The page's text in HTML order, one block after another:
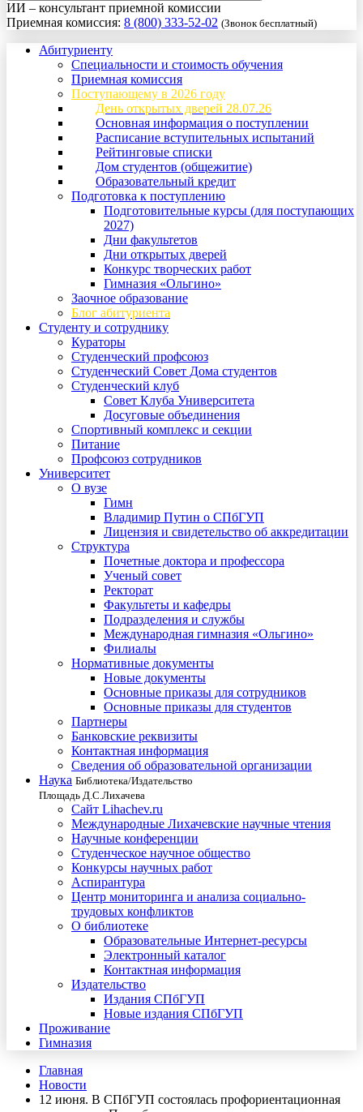
ИИ – консультант приемной комиссии
Приемная комиссия: 8 (800) 333-52-02 (Звонок бесплатный)
Абитуриенту
Специальности и стоимость обучения
Приемная комиссия
Поступающему в 2026 году
День открытых дверей 28.07.26
Основная информация о поступлении
Расписание вступительных испытаний
Рейтинговые списки
Дом студентов (общежитие)
Образовательный кредит
Подготовка к поступлению
Подготовительные курсы (для поступающих
2027)
Дни факультетов
Дни открытых дверей
Конкурс творческих работ
Гимназия «Ольгино»
Заочное образование
Блог абитуриента
Студенту и сотруднику
Кураторы
Студенческий профсоюз
Студенческий Совет Дома студентов
Студенческий клуб
Совет Клуба Университета
Досуговые объединения
Спортивный комплекс и секции
Питание
Профсоюз сотрудников
Университет
О вузе
Гимн
Владимир Путин о СПбГУП
Лицензия и свидетельство об аккредитации
Структура
Почетные доктора и профессора
Ученый совет
Ректорат
Факультеты и кафедры
Подразделения и службы
Международная гимназия «Ольгино»
Филиалы
Нормативные документы
Новые документы
Основные приказы для сотрудников
Основные приказы для студентов
Партнеры
Банковские реквизиты
Контактная информация
Сведения об образовательной организации
Наука Библиотека/Издательство
Площадь Д.С.Лихачева
Сайт Lihachev.ru
Международные Лихачевские научные чтения
Научные конференции
Студенческое научное общество
Конкурсы научных работ
Аспирантура
Центр мониторинга и анализа социально-
трудовых конфликтов
О библиотеке
Образовательные Интернет-ресурсы
Электронный каталог
Контактная информация
Издательство
Издания СПбГУП
Новые издания СПбГУП
Проживание
Гимназия
Главная
Новости
12 июня. В СПбГУП состоялась профориентационная